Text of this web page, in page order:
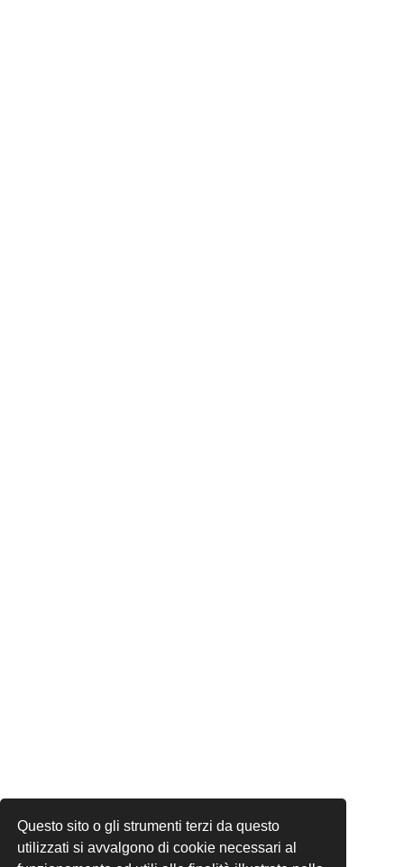
Questo sito o gli strumenti terzi da questo
utilizzati si avvalgono di cookie necessari al